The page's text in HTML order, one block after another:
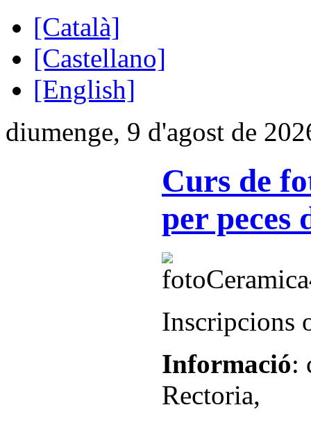
[Català]
[Castellano]
[English]
diumenge, 9 d'agost de
Curs de
per peces
Inscripcions
Informació:
Rectoria,